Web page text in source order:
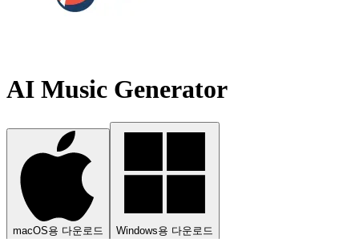
AI Music Generator
macOS용 다운로드 Windows용 다운로드